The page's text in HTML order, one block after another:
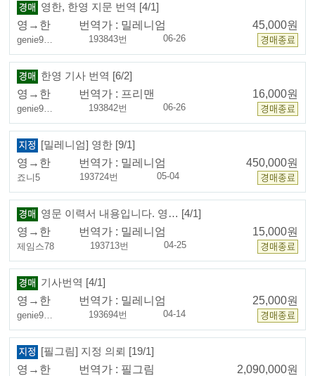
영한, 한영 지문 번역 [4/1]
영→한
번역가 : 밀레니엄 45,000원
genie9… 193843번 06-26
한영 기사 번역 [6/2]
영→한
번역가 : 프리맨 16,000원
genie9… 193842번 06-26
[밀레니엄] 영한 [9/1]
영→한
번역가 : 밀레니엄 450,000원
죠니5 193724번 05-04
영문 이력서 내용입니다. 영… [4/1]
영→한
번역가 : 밀레니엄 15,000원
제임스78 193713번 04-25
기사번역 [4/1]
영→한
번역가 : 밀레니엄 25,000원
genie9… 193694번 04-14
[필그림] 지정 의뢰 [19/1]
영→한
번역가 : 필그림 2,090,000원